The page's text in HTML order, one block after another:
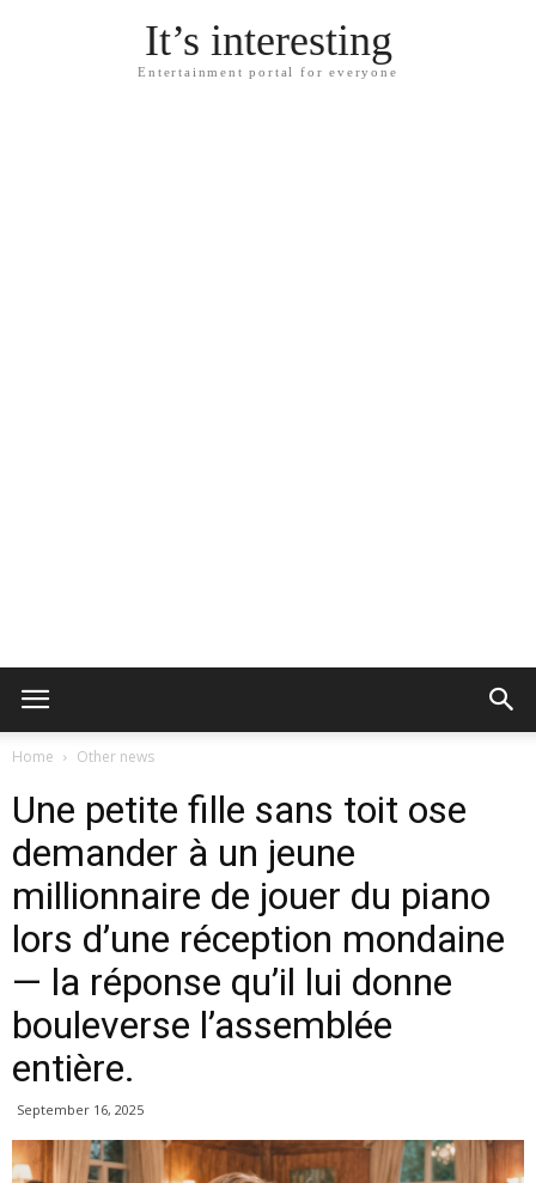
It’s interesting
Entertainment portal for everyone
Home Other news
Une petite fille sans toit ose
demander à un jeune
millionnaire de jouer du piano
lors d’une réception mondaine
— la réponse qu’il lui donne
bouleverse l’assemblée
entière.
September 16, 2025